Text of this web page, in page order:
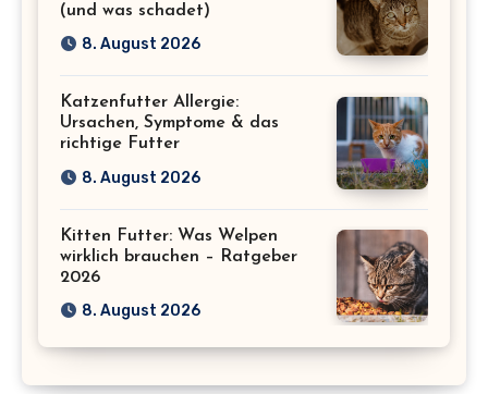
(und was schadet)
8. August 2026
Katzenfutter Allergie:
Ursachen, Symptome & das
richtige Futter
8. August 2026
Kitten Futter: Was Welpen
wirklich brauchen – Ratgeber
2026
8. August 2026